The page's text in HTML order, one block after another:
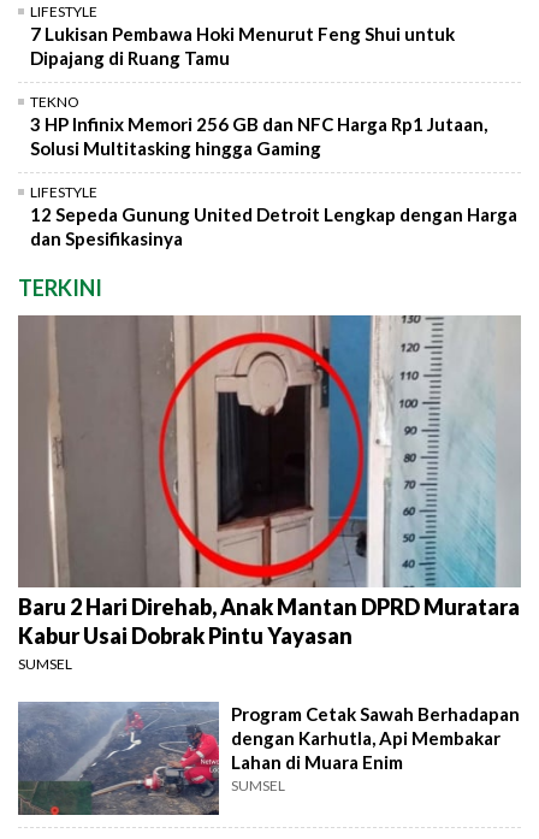
LIFESTYLE
7 Lukisan Pembawa Hoki Menurut Feng Shui untuk
Dipajang di Ruang Tamu
TEKNO
3 HP Infinix Memori 256 GB dan NFC Harga Rp1 Jutaan,
Solusi Multitasking hingga Gaming
LIFESTYLE
12 Sepeda Gunung United Detroit Lengkap dengan Harga
dan Spesifikasinya
TERKINI
Baru 2 Hari Direhab, Anak Mantan DPRD Muratara
Kabur Usai Dobrak Pintu Yayasan
SUMSEL
Program Cetak Sawah Berhadapan
dengan Karhutla, Api Membakar
Lahan di Muara Enim
SUMSEL